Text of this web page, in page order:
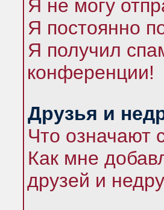
Я не могу
Я постоянно
Я получил
конференции!
Друзья и
Что означают
Как мне
друзей и